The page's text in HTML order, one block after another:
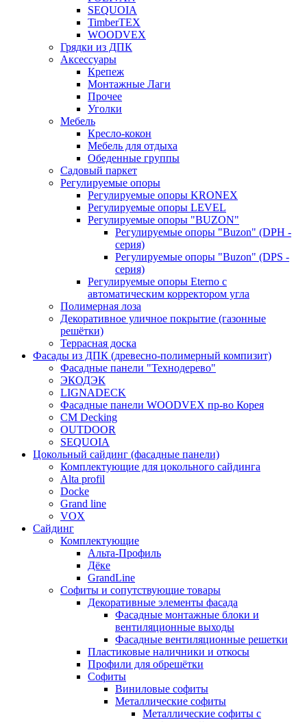
SEQUOIA
TimberTEX
WOODVEX
Грядки из ДПК
Аксессуары
Крепеж
Монтажные Лаги
Прочее
Уголки
Мебель
Кресло-кокон
Мебель для отдыха
Обеденные группы
Садовый паркет
Регулируемые опоры
Регулируемые опоры KRONEX
Регулируемые опоры LEVEL
Регулируемые опоры "BUZON"
Регулируемые опоры "Buzon" (DPH -
серия)
Регулируемые опоры "Buzon" (DPS -
серия)
Регулируемые опоры Eterno с
автоматическим корректором угла
Полимерная лоза
Декоративное уличное покрытие (газонные
решётки)
Террасная доска
Фасады из ДПК (древесно-полимерный компизит)
Фасадные панели "Технодерево"
ЭКОДЭК
LIGNADECK
Фасадные панели WOODVEX пр-во Корея
CM Decking
OUTDOOR
SEQUOIA
Цокольный сайдинг (фасадные панели)
Комплектующие для цокольного сайдинга
Alta profil
Docke
Grand line
VOX
Сайдинг
Комплектующие
Альта-Профиль
Дёке
GrandLine
Софиты и сопутствующие товары
Декоративные элементы фасада
Фасадные монтажные блоки и
вентиляционные выходы
Фасадные вентиляционные решетки
Пластиковые наличники и откосы
Профили для обрешётки
Софиты
Виниловые софиты
Металлические софиты
Металлические софиты с